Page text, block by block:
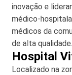
inovação e
médico-
médicos da
de alta qualidade.
Hospital
Localizado na